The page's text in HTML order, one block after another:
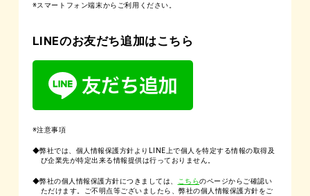
※スマートフォン端末からご利用ください。
LINEのお友だち追加はこちら
※注意事項
◆弊社では、個人情報保護方針よりLINE上で個人を特定する情報の取得及
び企業先が特定出来る情報提供は行っておりません。
◆弊社の個人情報保護方針につきましては、 こちらのページからご確認い
ただけます。ご不明点等ございましたら、弊社の個人情報保護方針をご